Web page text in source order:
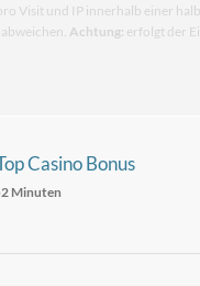
Visit und IP innerhalb einer
Achtung: erfolgt der
Casino Bonus
Ihre Gewinne
Minuten